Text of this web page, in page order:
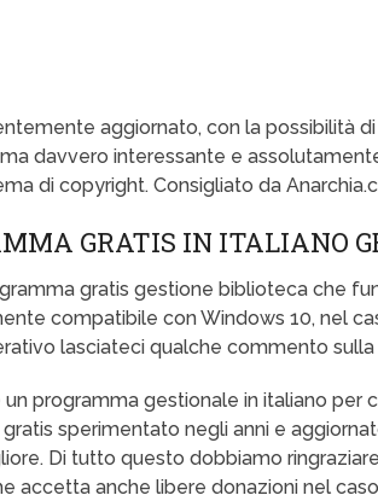
aggiornato, con la possibilità di
davvero interessante e
di copyright. Consigliato da
GRATIS IN ITALIANO
gratis gestione biblioteca che
compatibile con Windows 10, nel
lasciateci qualche commento sulla
un programma gestionale in italiano per
sperimentato negli anni e
Di tutto questo dobbiamo
accetta anche libere donazioni nel